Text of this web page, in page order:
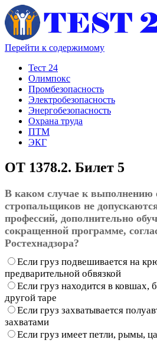
Перейти к содержимому
Тест 24
Олимпокс
Промбезопасность
Электробезопасность
Энергобезопасность
Охрана труда
ПТМ
ЭКГ
ОТ 1378.2. Билет 5
В каком случае к выполнению
стропальщиков не
профессий, дополнительно
сокращенной программе,
Ростехнадзора?
Если груз подвешивается на
предварительной обвязкой
Если груз находится в ковшах,
другой таре
Если груз захватывается
захватами
Если груз имеет петли, рымы,